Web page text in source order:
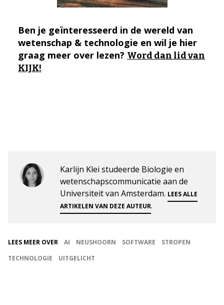
Ben je geïnteresseerd in de wereld van
wetenschap & technologie en wil je hier
graag meer over lezen? Word dan lid van
KIJK!
Karlijn Klei studeerde Biologie en
wetenschapscommunicatie aan de
Universiteit van Amsterdam. LEES ALLE
ARTIKELEN VAN DEZE AUTEUR.
LEES MEER OVER AI NEUSHOORN SOFTWARE
STROPEN
TECHNOLOGIE
UITGELICHT